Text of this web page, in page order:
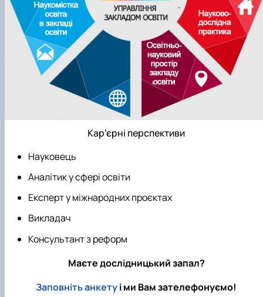
Кар’єрні перспективи
Науковець
Аналітик у сфері освіти
Експерт у міжнародних проєктах
Викладач
Консультант з реформ
Маєте дослідницький запал?
Заповніть анкетуі ми Вам зателефонуємо!